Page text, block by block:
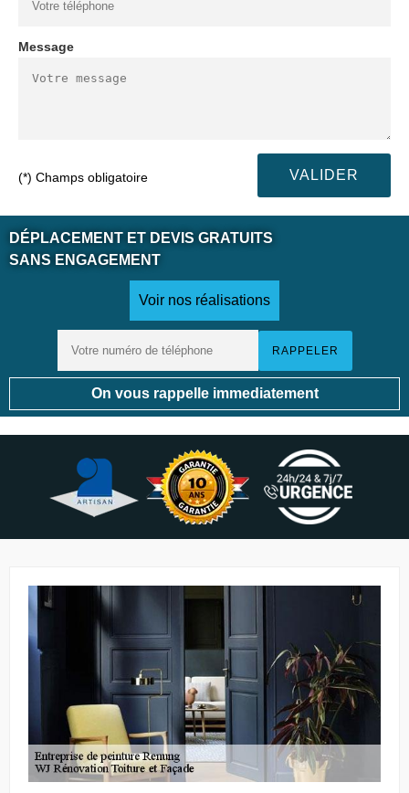
Message
(*) Champs obligatoire
DÉPLACEMENT ET DEVIS GRATUITS
SANS ENGAGEMENT
Voir nos réalisations
On vous rappelle immediatement